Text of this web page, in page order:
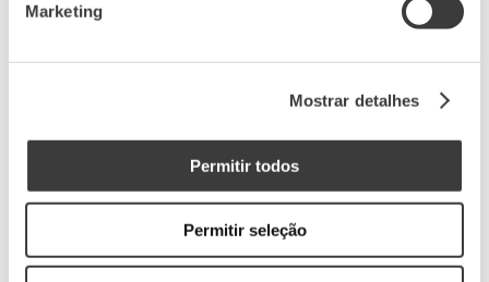
Marketing
Mostrar detalhes
Permitir todos
Permitir seleção